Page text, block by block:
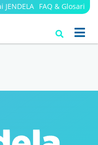
JENDELA FAQ & Glosari